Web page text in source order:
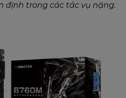
định trong các tác vụ nặng.